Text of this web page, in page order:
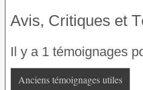
Avis, Critiques et
Il y a 1 témoignages
Anciens témoignages utiles